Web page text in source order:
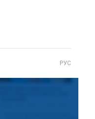
РУС